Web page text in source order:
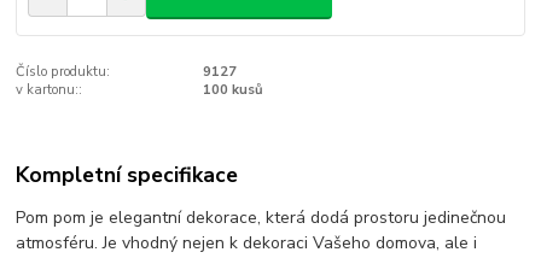
Číslo produktu:
9127
v kartonu::
100 kusů
Kompletní specifikace
Pom pom je elegantní dekorace, která dodá prostoru jedinečnou
atmosféru. Je vhodný nejen k dekoraci Vašeho domova, ale i